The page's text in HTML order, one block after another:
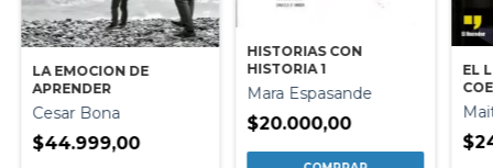
LA EMOCION DE
APRENDER
Cesar Bona
$44.999,00
HISTORIAS CON
HISTORIA 1
Mara Espasande
$20.000,00
EL